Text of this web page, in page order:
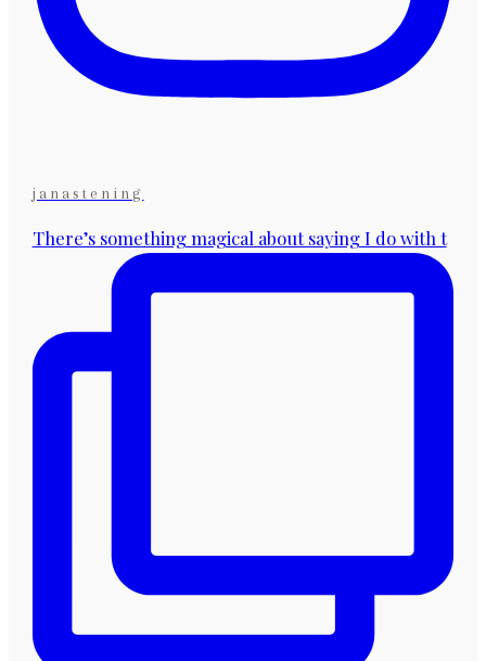
janastening
There’s something magical about saying I do with t